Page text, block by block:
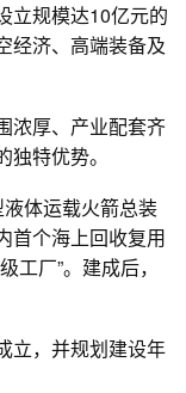
立规模达10亿元的
经济、高端装备及
厚、产业配套齐
特优势。
体运载火箭总装
首个海上回收复用
工厂”。建成后，
，并规划建设年